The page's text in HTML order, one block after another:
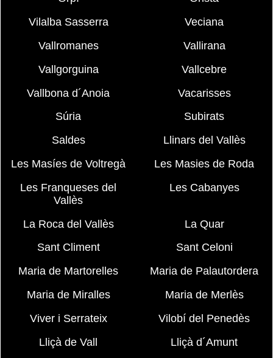
Vilalba Sasserra
Veciana
Vallromanes
Vallirana
Vallgorguina
Vallcebre
Vallbona d´Anoia
Vacarisses
Súria
Subirats
Saldes
Llinars del Vallès
Les Masíes de Voltregà
Les Masies de Roda
Les Franqueses del
Vallès
Les Cabanyes
La Roca del Vallès
La Quar
Sant Climent
Sant Celoni
Maria de Martorelles
Maria de Palautordera
Maria de Miralles
Maria de Merlès
Viver i Serrateix
Vilobí del Penedès
Lliçà de Vall
Lliçà d´Amunt